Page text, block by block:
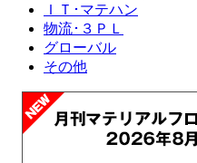
ＩＴ･マテハン
物流･３ＰＬ
グローバル
その他